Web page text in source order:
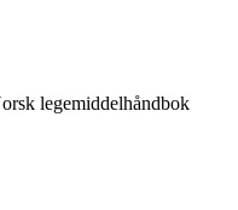
legemiddelhåndbok